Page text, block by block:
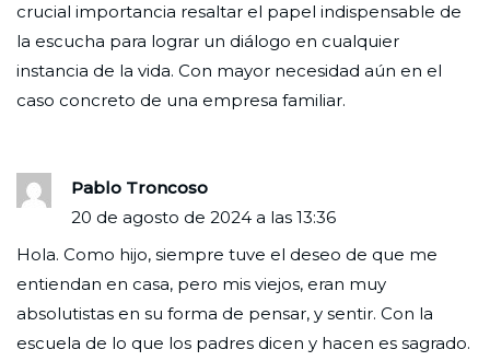
crucial importancia resaltar el papel indispensable de
la escucha para lograr un diálogo en cualquier
instancia de la vida. Con mayor necesidad aún en el
caso concreto de una empresa familiar.
Pablo Troncoso
20 de agosto de 2024 a las 13:36
Hola. Como hijo, siempre tuve el deseo de que me
entiendan en casa, pero mis viejos, eran muy
absolutistas en su forma de pensar, y sentir. Con la
escuela de lo que los padres dicen y hacen es sagrado.